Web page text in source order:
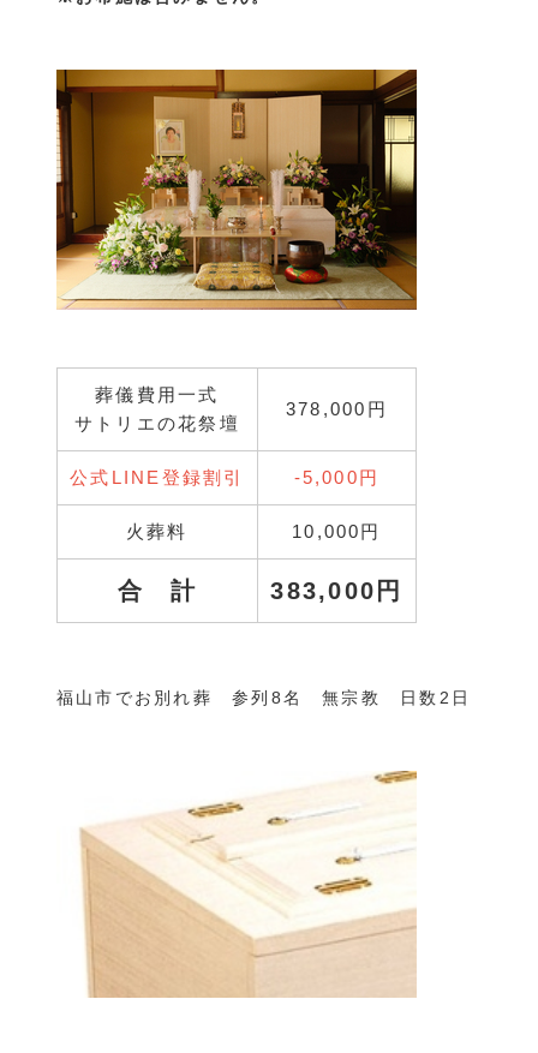
葬儀費用一式
サトリエの花祭壇
378,000円
公式LINE登録割引 ‐5,000円
火葬料 10,000円
合 計 383,000円
福山市でお別れ葬 参列8名 無宗教 日数2日